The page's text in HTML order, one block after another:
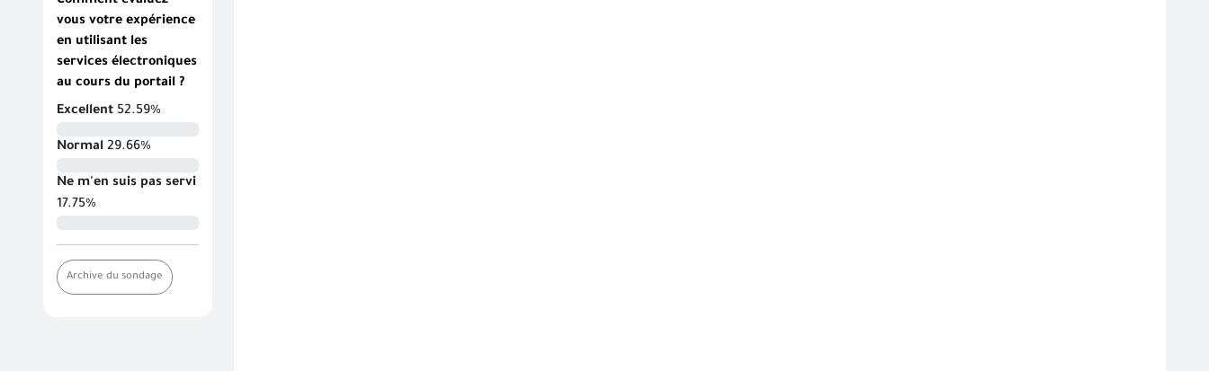
vous votre expérience
en utilisant les
services électroniques
au cours du portail ?
Excellent 52.59%
Normal 29.66%
Ne m'en suis pas servi
17.75%
Archive du sondage